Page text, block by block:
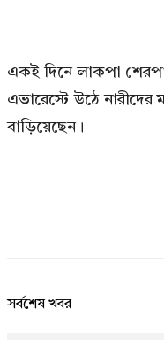
একই দিনে লাকপা
এভারেস্টে উঠে
বাড়িয়েছেন।
সর্বশেষ খবর